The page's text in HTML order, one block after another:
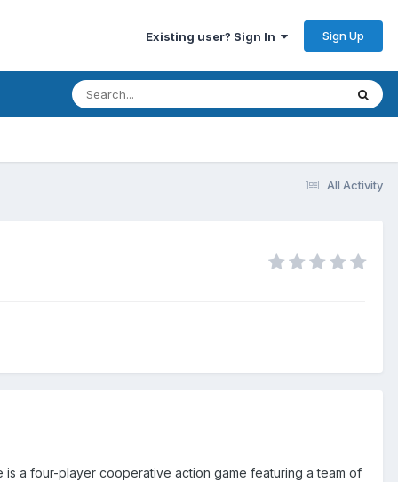
Existing user? Sign In Sign Up
All Activity
a four-player cooperative action game featuring a team of